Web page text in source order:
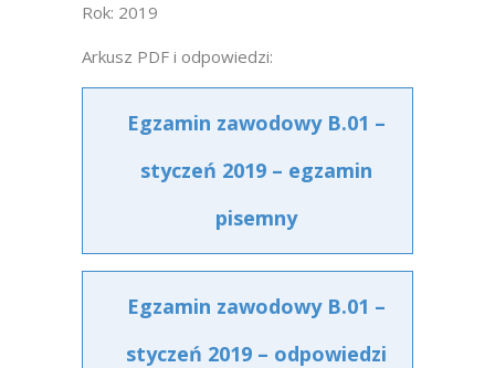
Rok: 2019
Arkusz PDF i odpowiedzi:
Egzamin zawodowy B.01 –
styczeń 2019 – egzamin
pisemny
Egzamin zawodowy B.01 –
styczeń 2019 – odpowiedzi